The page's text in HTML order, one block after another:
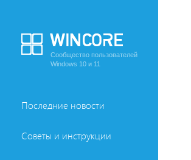
Сообщество пользователей
Windows 10 и 11
Последние новости
Советы и инструкции